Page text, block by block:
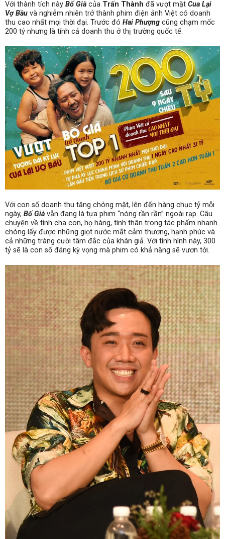
Với thành tích này Bố Già của Trấn Thành đã vượt mặt Cua Lại
Vợ Bầu và nghiễm nhiên trở thành phim điện ảnh Việt có doanh
thu cao nhất mọi thời đại. Trước đó Hai Phượng cũng chạm mốc
200 tỷ nhưng là tính cả doanh thu ở thị trường quốc tế.
Với con số doanh thu tăng chóng mặt, lên đến hàng chục tỷ mỗi
ngày, Bố Già vẫn đang là tựa phim “nóng rần rần” ngoài rạp. Câu
chuyện về tình cha con, họ hàng, tình thân trong tác phẩm nhanh
chóng lấy được những giọt nước mắt cảm thương, hạnh phúc và
cả những tràng cười tâm đắc của khán giả. Với tình hình này, 300
tỷ sẽ là con số đáng kỳ vọng mà phim có khả năng sẽ vươn tới.